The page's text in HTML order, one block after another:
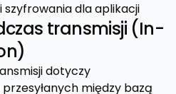
dla aplikacji
transmisji (In-
dotyczy
między bazą